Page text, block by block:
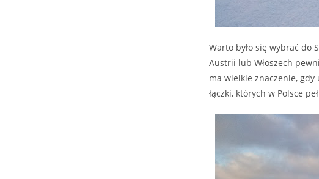
Warto było się wybrać do
Austrii lub Włoszech
ma wielkie znaczenie, gdy
łączki, których w Polsce